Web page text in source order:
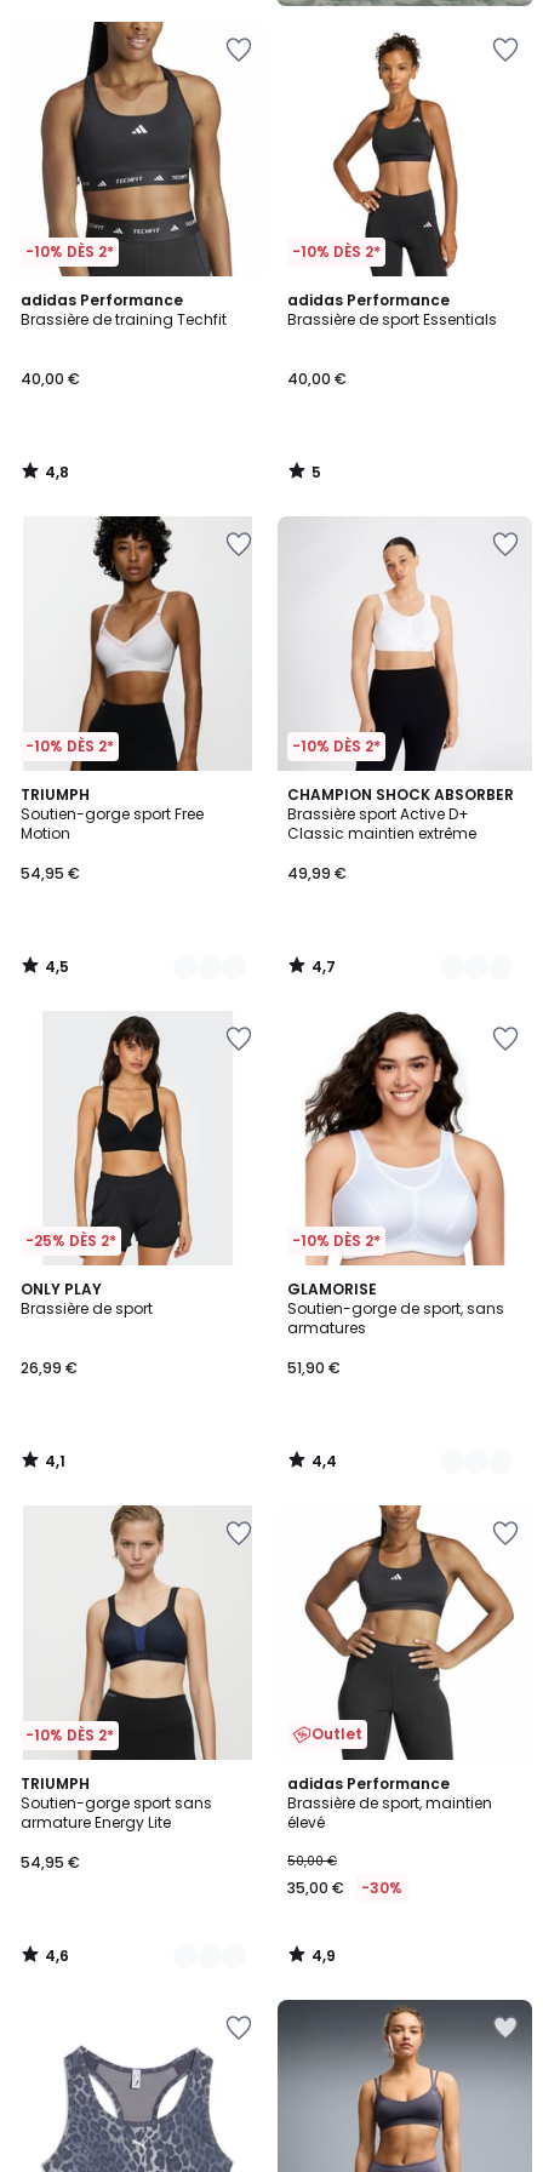
-10% DÈS 2*
adidas Performance
Brassière de training Techfit
40,00 €
4,8
/ 5
4,8
/
-10% DÈS 2*
adidas Performance
Brassière de sport Essentials
40,00 €
5
/
5
/
-10% DÈS 2*
TRIUMPH
Soutien-gorge sport Free
Motion
54,95 €
4,5
/ 5
2
Couleurs
4,5
/
-10% DÈS 2*
CHAMPION SHOCK ABSORBER
Brassière sport Active D+
Classic maintien extrême
49,99 €
4,7
/ 5
4
Couleurs
4,7
/
-25% DÈS 2*
ONLY PLAY
Brassière de sport
26,99 €
4,1
/ 5
4,1
/
-10% DÈS 2*
GLAMORISE
Soutien-gorge de sport, sans
armatures
51,90 €
4,4
/ 5
2
Couleurs
4,4
/
-10% DÈS 2*
TRIUMPH
Soutien-gorge sport sans
armature Energy Lite
54,95 €
4,6
/ 5
2
Couleurs
4,6
/
Outlet
adidas Performance
Brassière de sport, maintien
élevé
50,00 €
35,00 € -30%
4,9
/ 5
4,9
/